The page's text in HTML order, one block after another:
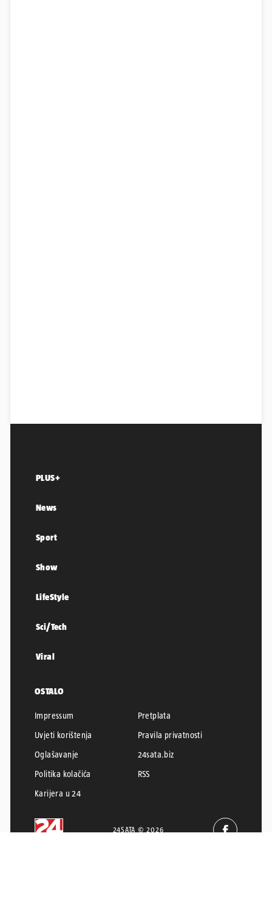
PLUS+
News
Sport
Show
LifeStyle
Sci/Tech
Viral
OSTALO
Impressum
Pretplata
Uvjeti korištenja
Pravila privatnosti
Oglašavanje
24sata.biz
Politika kolačića
RSS
Karijera u 24
24SATA © 2026